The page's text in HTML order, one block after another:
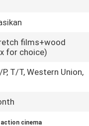
films+wood
for choice)
T/T, Western Union,
action cinema